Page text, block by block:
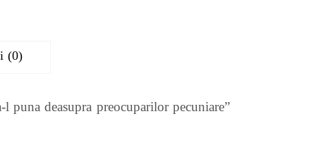
(0)
puna deasupra preocuparilor pecuniare”